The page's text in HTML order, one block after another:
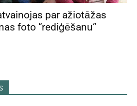
par ažiotāžas
foto “rediģēšanu”